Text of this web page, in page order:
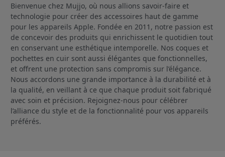
Bienvenue chez Mujjo, où nous allions savoir-faire et
technologie pour créer des accessoires haut de gamme
pour les appareils Apple. Fondée en 2011, notre passion est
de concevoir des produits qui enrichissent le quotidien tout
en conservant une esthétique intemporelle. Nos coques et
pochettes en cuir sont aussi élégantes que fonctionnelles,
et offrent une protection sans compromis sur l’élégance.
Nous accordons une grande importance à la durabilité et à
la qualité, en veillant à ce que chaque produit soit fabriqué
avec soin et précision. Rejoignez-nous pour célébrer
l’alliance du style et de la fonctionnalité pour vos appareils
préférés.